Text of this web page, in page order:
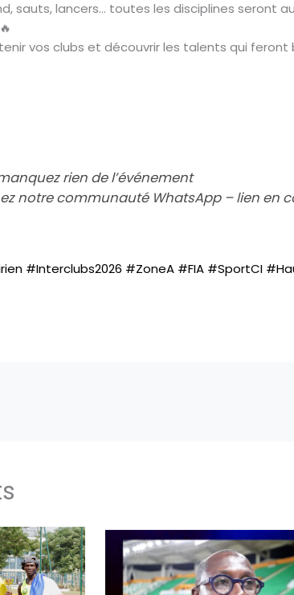
sauts, lancers… toutes les disciplines seront
vos clubs et découvrir les talents qui feront
rien de l’événement
notre communauté WhatsApp – lien en
#Interclubs2026 #ZoneA #FIA #SportCI